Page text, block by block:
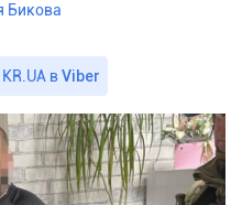
Бикова
вViber